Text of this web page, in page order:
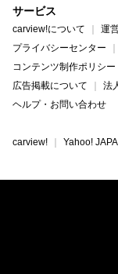
サービス
carview!について 運
プライバシーセンター
コンテンツ制作ポリシー
広告掲載について
法
ヘルプ・お問い合わせ
carview! Yahoo!